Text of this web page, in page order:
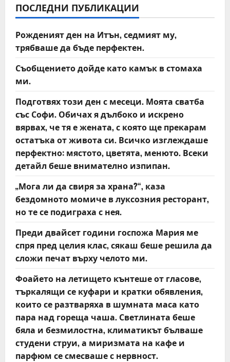
v
i
g
a
t
i
o
n
ПОСЛЕДНИ ПУБЛИКАЦИИ
Рожденият ден на Итън, седмият му,
трябваше да бъде перфектен.
Съобщението дойде като камък в стомаха
ми.
Подготвях този ден с месеци. Моята сватба
със Софи. Обичах я дълбоко и искрено
вярвах, че тя е жената, с която ще прекарам
остатъка от живота си. Всичко изглеждаше
перфектно: мястото, цветята, менюто. Всеки
детайл беше внимателно изпипан.
„Мога ли да свиря за храна?“, каза
бездомното момиче в луксозния ресторант,
но те се подиграха с нея.
Преди двайсет години госпожа Мария ме
спря пред целия клас, сякаш беше решила да
сложи печат върху челото ми.
Фоайето на летището кънтеше от гласове,
търкалящи се куфари и кратки обявления,
които се разтваряха в шумната маса като
пара над гореща чаша. Светлината беше
бяла и безмилостна, климатикът бълваше
студени струи, а миризмата на кафе и
парфюм се смесваше с нервност.